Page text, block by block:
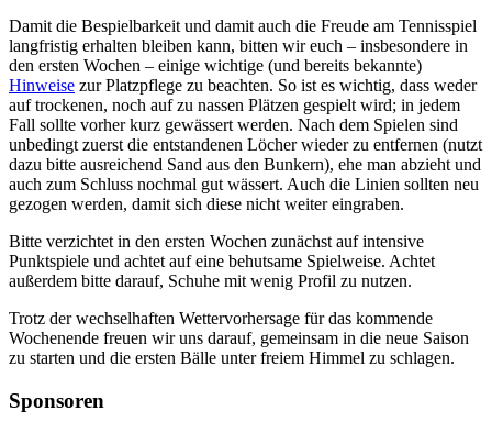
Damit die Bespielbarkeit und damit auch die Freude am Tennisspiel
langfristig erhalten bleiben kann, bitten wir euch – insbesondere in
den ersten Wochen – einige wichtige (und bereits bekannte)
Hinweise zur Platzpflege zu beachten. So ist es wichtig, dass weder
auf trockenen, noch auf zu nassen Plätzen gespielt wird; in jedem
Fall sollte vorher kurz gewässert werden. Nach dem Spielen sind
unbedingt zuerst die entstandenen Löcher wieder zu entfernen (nutzt
dazu bitte ausreichend Sand aus den Bunkern), ehe man abzieht und
auch zum Schluss nochmal gut wässert. Auch die Linien sollten neu
gezogen werden, damit sich diese nicht weiter eingraben.
Bitte verzichtet in den ersten Wochen zunächst auf intensive
Punktspiele und achtet auf eine behutsame Spielweise. Achtet
außerdem bitte darauf, Schuhe mit wenig Profil zu nutzen.
Trotz der wechselhaften Wettervorhersage für das kommende
Wochenende freuen wir uns darauf, gemeinsam in die neue Saison
zu starten und die ersten Bälle unter freiem Himmel zu schlagen.
Sponsoren